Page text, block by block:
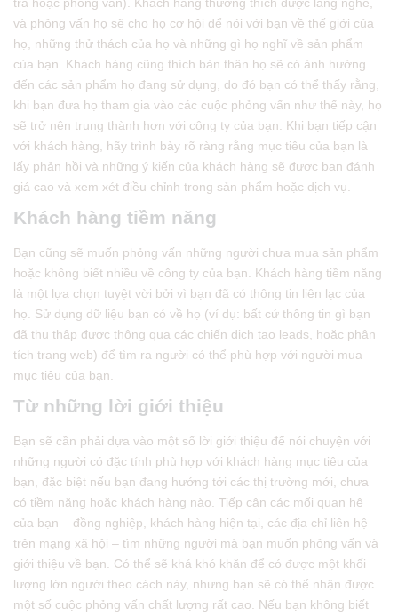
tra hoặc phỏng vấn). Khách hàng thường thích được lắng nghe,
và phỏng vấn họ sẽ cho họ cơ hội để nói với bạn về thế giới của
họ, những thử thách của họ và những gì họ nghĩ về sản phẩm
của bạn. Khách hàng cũng thích bản thân họ sẽ có ảnh hưởng
đến các sản phẩm họ đang sử dụng, do đó bạn có thể thấy rằng,
khi bạn đưa họ tham gia vào các cuộc phỏng vấn như thế này, họ
sẽ trở nên trung thành hơn với công ty của bạn. Khi bạn tiếp cận
với khách hàng, hãy trình bày rõ ràng rằng mục tiêu của bạn là
lấy phản hồi và những ý kiến của khách hàng sẽ được bạn đánh
giá cao và xem xét điều chỉnh trong sản phẩm hoặc dịch vụ.
Khách hàng tiềm năng
Bạn cũng sẽ muốn phỏng vấn những người chưa mua sản phẩm
hoặc không biết nhiều về công ty của bạn. Khách hàng tiềm năng
là một lựa chọn tuyệt vời bởi vì bạn đã có thông tin liên lạc của
họ. Sử dụng dữ liệu bạn có về họ (ví dụ: bất cứ thông tin gì bạn
đã thu thập được thông qua các chiến dịch tạo leads, hoặc phân
tích trang web) để tìm ra người có thể phù hợp với người mua
mục tiêu của bạn.
Từ những lời giới thiệu
Bạn sẽ cần phải dựa vào một số lời giới thiệu để nói chuyện với
những người có đặc tính phù hợp với khách hàng mục tiêu của
bạn, đặc biệt nếu bạn đang hướng tới các thị trường mới, chưa
có tiềm năng hoặc khách hàng nào. Tiếp cận các mối quan hệ
của bạn – đồng nghiệp, khách hàng hiện tại, các địa chỉ liên hệ
trên mạng xã hội – tìm những người mà bạn muốn phỏng vấn và
giới thiệu về bạn. Có thể sẽ khá khó khăn để có được một khối
lượng lớn người theo cách này, nhưng bạn sẽ có thể nhận được
một số cuộc phỏng vấn chất lượng rất cao. Nếu bạn không biết